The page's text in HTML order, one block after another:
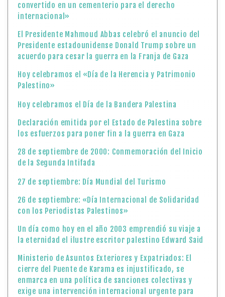
convertido en un cementerio para el derecho
internacional»
El Presidente Mahmoud Abbas celebró el anuncio del
Presidente estadounidense Donald Trump sobre un
acuerdo para cesar la guerra en la Franja de Gaza
Hoy celebramos el «Día de la Herencia y Patrimonio
Palestino»
Hoy celebramos el Día de la Bandera Palestina
Declaración emitida por el Estado de Palestina sobre
los esfuerzos para poner fin a la guerra en Gaza
28 de septiembre de 2000: Conmemoración del Inicio
de la Segunda Intifada
27 de septiembre: Día Mundial del Turismo
26 de septiembre: «Día Internacional de Solidaridad
con los Periodistas Palestinos»
Un día como hoy en el año 2003 emprendió su viaje a
la eternidad el ilustre escritor palestino Edward Said
Ministerio de Asuntos Exteriores y Expatriados: El
cierre del Puente de Karama es injustificado, se
enmarca en una política de sanciones colectivas y
exige una intervención internacional urgente para